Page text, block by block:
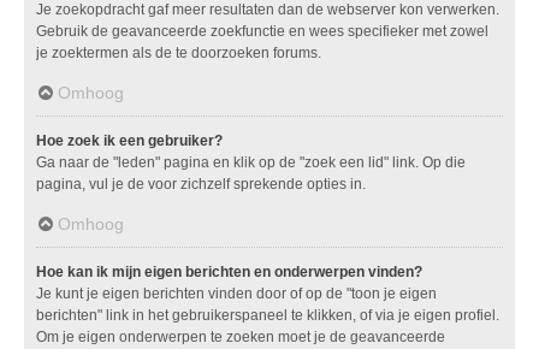
Je zoekopdracht gaf meer resultaten dan de webserver kon verwerken.
Gebruik de geavanceerde zoekfunctie en wees specifieker met zowel
je zoektermen als de te doorzoeken forums.
Omhoog
Hoe zoek ik een gebruiker?
Ga naar de "leden" pagina en klik op de "zoek een lid" link. Op die
pagina, vul je de voor zichzelf sprekende opties in.
Omhoog
Hoe kan ik mijn eigen berichten en onderwerpen vinden?
Je kunt je eigen berichten vinden door of op de "toon je eigen
berichten" link in het gebruikerspaneel te klikken, of via je eigen profiel.
Om je eigen onderwerpen te zoeken moet je de geavanceerde